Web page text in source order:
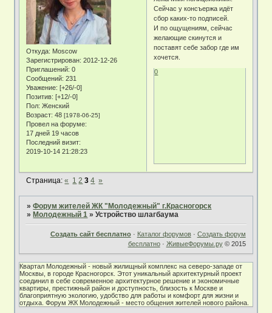
Откуда: Moscow
Зарегистрирован: 2012-12-26
Приглашений: 0
Сообщений: 231
Уважение: [+26/-0]
Позитив: [+12/-0]
Пол: Женский
Возраст: 48[1978-06-25]
Провел на форуме:
17 дней 19 часов
Последний визит:
2019-10-14 21:28:23
Сейчас у консъержа идёт
сбор каких-то подписей.
И по ощущениям, сейчас
желающие скинутся и
поставят себе забор где им
хочется.
0
Страница:« 1 2 3 4 »
»Форум жителей ЖК "Молодежный" г.Красногорск
» Молодежный 1 »Устройство шлагбаума
Создать сайт бесплатно· Каталог форумов· Создать форум
бесплатно· ЖивыеФорумы.ру© 2015
Квартал Молодежный - новый жилищный комплекс на северо-западе от
Москвы, в городе Красногорск. Этот уникальный архитектурный проект
соединил в себе современное архитектурное решение и экономичные
квартиры, престижный район и доступность, близость к Москве и
благоприятную экологию, удобство для работы и комфорт для жизни и
отдыха. Форум ЖК Молодежный - место общения жителей нового района.